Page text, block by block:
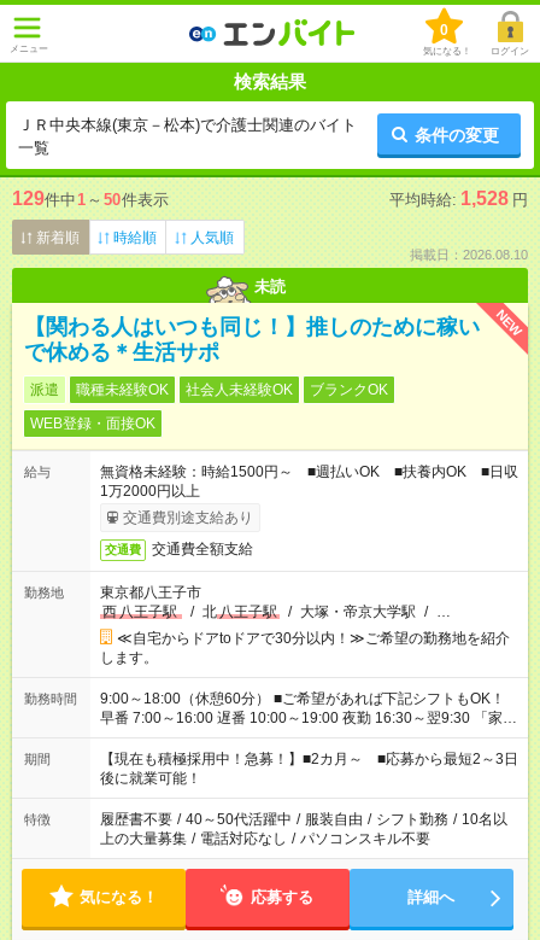
メニュー
0
気になる！ ログイン
検索結果
ＪＲ中央本線(東京－松本)で介護士関連のバイト
一覧
条件の変更
129件中1 ～ 50件表示 平均時給: 1,528 円
新着順 時給順 人気順
掲載日：2026.08.10
未読
NEW
【関わる人はいつも同じ！】推しのために稼い
で休める＊生活サポ
派遣 職種未経験OK 社会人未経験OK
ブランクOK
WEB登録・面接OK
給与
無資格未経験：時給1500円～ ■週払いOK ■扶養内OK ■日収
1万2000円以上
交通費別途支給あり
交通費 交通費全額支給
勤務地
東京都八王子市
西八王子駅 / 北八王子駅 / 大塚・帝京大学駅 / …
≪自宅からドアtoドアで30分以内！≫ご希望の勤務地を紹介
します。
勤務時間
9:00～18:00（休憩60分） ■ご希望があれば下記シフトもOK！
早番 7:00～16:00 遅番 10:00～19:00 夜勤 16:30～翌9:30 「家族
と休みを合わせたい」 「余裕を持って夕飯の準備がしたい」
「できれば残業はしたくない」 など、ご希望を教えてください
ね。 ※Wワーク希望の方へ 今ご覧のお仕事で希望する勤務時間
と、もう1つのお仕事の勤務時間。 合計で週40時間を超える場
合は応募できません。
期間
【現在も積極採用中！急募！】■2カ月～ ■応募から最短2～3日
後に就業可能！
特徴 履歴書不要 / 40～50代活躍中 / 服装自由 / シフト勤務 / 10名以
上の大量募集 / 電話対応なし / パソコンスキル不要
気になる！ 応募する 詳細へ